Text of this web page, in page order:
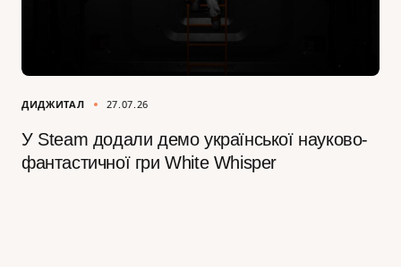
ДИДЖИТАЛ 27.07.26
У Steam додали демо української науково-
фантастичної гри White Whisper